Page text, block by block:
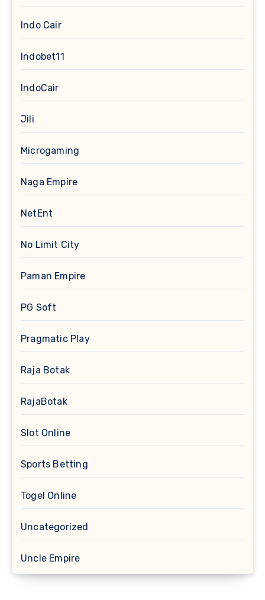
Indo Cair
Indobet11
IndoCair
Jili
Microgaming
Naga Empire
NetEnt
No Limit City
Paman Empire
PG Soft
Pragmatic Play
Raja Botak
RajaBotak
Slot Online
Sports Betting
Togel Online
Uncategorized
Uncle Empire